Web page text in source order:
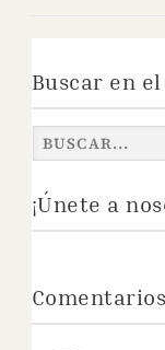
Buscar en
¡Únete a